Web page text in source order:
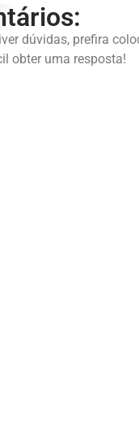
dúvidas, prefira
obter uma resposta!